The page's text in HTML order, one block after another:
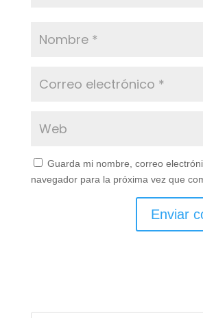
Guarda mi nombre, correo
navegador para la próxima vez que